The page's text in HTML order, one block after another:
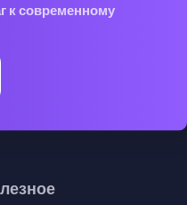
к современному